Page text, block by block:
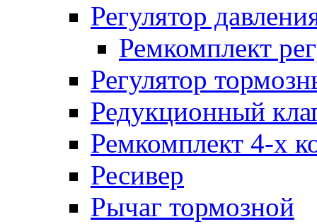
Регулятор
Ремкомплект
Регулятор
Редукционный
Ремкомплект 4-х
Ресивер
Рычаг тормозной